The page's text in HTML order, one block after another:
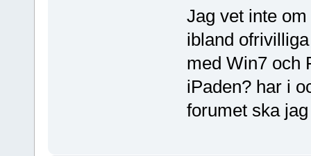
Jag vet inte
ibland
med Win7 och
iPaden? har i
forumet ska